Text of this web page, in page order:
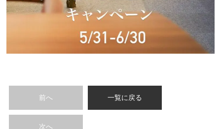
前へ 一覧に戻る
次へ